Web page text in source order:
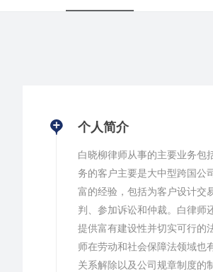
个人简介
白晓柳律师从事的主要业务包
务的客户主要是大中型跨国公
富的经验，包括为客户设计交
判、参加诉讼和仲裁。白律师
提供富有建设性并切实可行的
师在劳动和社会保障法领域也
关系解除以及公司规章制度的